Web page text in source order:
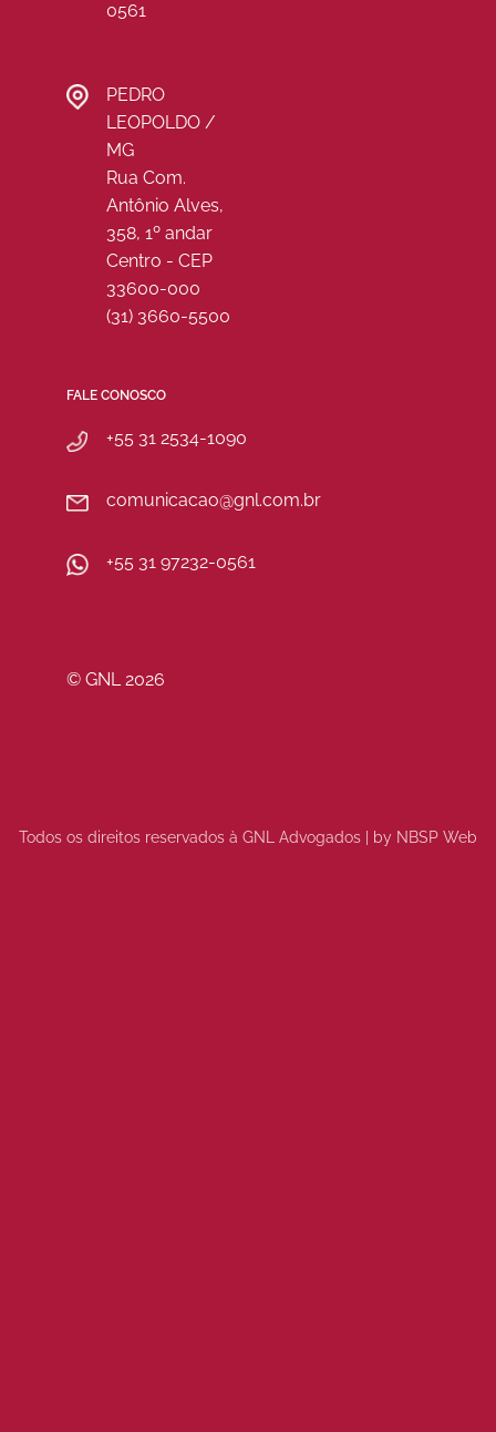
0561
PEDRO
LEOPOLDO /
MG
Rua Com.
Antônio Alves,
358, 1º andar
Centro - CEP
33600-000
(31) 3660-5500
FALE CONOSCO
+55 31 2534-1090
comunicacao@gnl.com.br
+55 31 97232-0561
© GNL 2026
Todos os direitos reservados à GNL Advogados | by NBSP Web